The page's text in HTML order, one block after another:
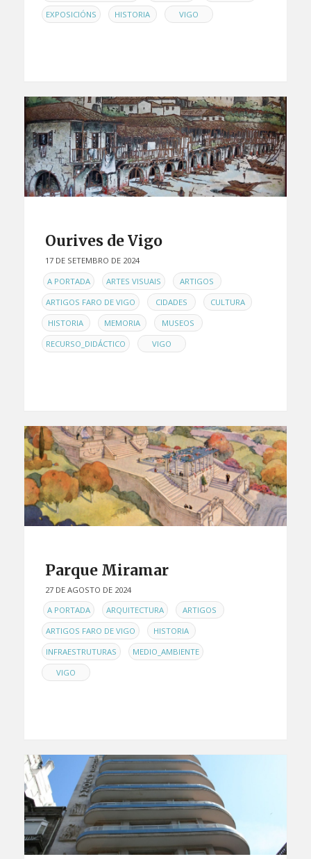
EXPOSICIÓNS , HISTORIA , VIGO
Ourives de Vigo
17 DE SETEMBRO DE 2024
ENA PORTADA , ARTES VISUAIS , ARTIGOS ,
ARTIGOS FARO DE VIGO , CIDADES , CULTURA ,
HISTORIA , MEMORIA , MUSEOS ,
RECURSO_DIDÁCTICO , VIGO
Parque Miramar
27 DE AGOSTO DE 2024
ENA PORTADA , ARQUITECTURA , ARTIGOS ,
ARTIGOS FARO DE VIGO , HISTORIA ,
INFRAESTRUTURAS , MEDIO_AMBIENTE ,
VIGO